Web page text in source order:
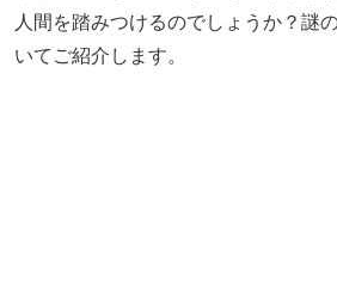
人間を踏みつけるのでしょうか？謎
いてご紹介します。